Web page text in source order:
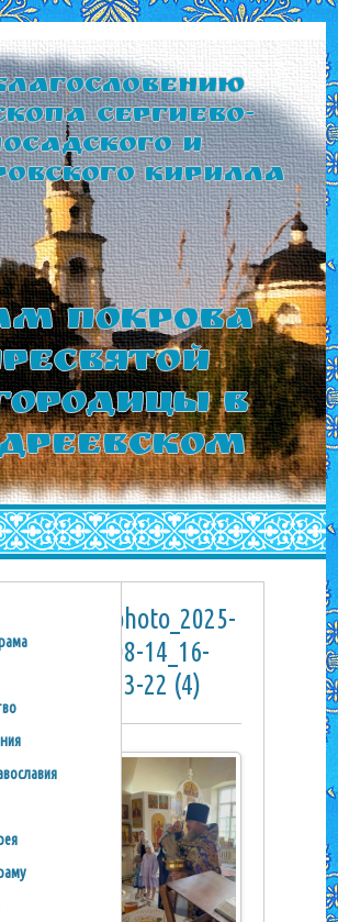
Сергиево-
и
Кирилла
Покрова
в
photo_2025-
08-14_16-
33-22 (4)